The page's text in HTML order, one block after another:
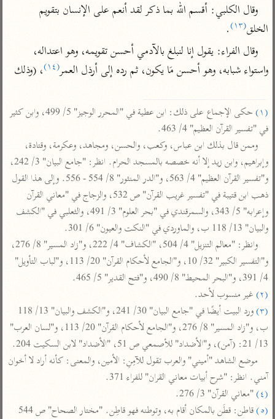
عامّة
تفسير السمعاني
تفسير مكّي
للقاسمي
تفسير الثعالبي
تفسير السمرقندي
تفسير الثعلبي
لغة وبلاغة
المحرر الوجيز لابن
عطية
حيان
البسيط للواحدي
تفسير أبي السعود
الكشاف للزمخشري
تفسير النسفي
تفسير ابن أبي زمنين
موسوعة التفسير
الدر المنثور
تفسير ابن أبي حاتم
تفسير مقاتل
تفسير قتادة
اشترك لتصلك أخبار مشاريعنا
اشترك
راسلنا •تليجرام •تويتر
كنوز•تعليمات•عن الباحث القرآني
الخلق(١٣)
.
واستواء شبابه، وهو أحسن مَا يكون، ثم رده إلى أرذل العمر(١٤) ، (وذلك
(١)
حكى الإجماع على ذلك: ابن عطية في "المحرر الوجيز" 5/ 499، وابن كثير
في "تفسير القرآن العظيم" 4/ 463.
والبيان" 13/ 118 ب، والماوردي في "النكت والعيون" 6/ 301.
4/ 391، و"البحر المحيط" 8/ 490، و"فتح القدير" 5/ 465.
(٢)
غير منسوب لأحد.
(٣)
13/ 21: (آمن)، و"الأضداد" للأصمعي ص 51، "الأضداد" لابن السكيت 204.
آمني. انظر: "شرح أبيات معاني القران" للفراء 371.
(٤)
"معاني القرآن" 3/ 276.
(٥)